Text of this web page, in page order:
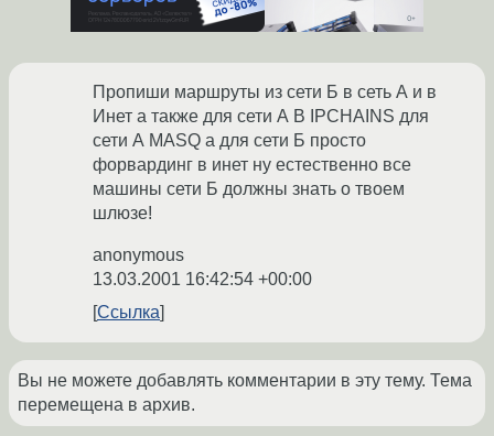
Пропиши маршруты из сети Б в сеть А и в
Инет а также для сети А В IPCHAINS для
сети А MASQ а для сети Б просто
форвардинг в инет ну естественно все
машины сети Б должны знать о твоем
шлюзе!
anonymous
13.03.2001 16:42:54 +00:00
Ссылка
Вы не можете добавлять комментарии в эту тему. Тема
перемещена в архив.